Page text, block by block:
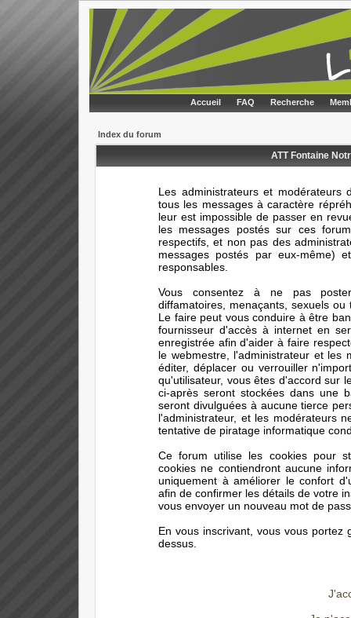
Accueil FAQ Recherche
Index du forum
ATT Fontaine
Les administrateurs et
tous les messages à caractère
leur est impossible de passer en
les messages postés sur ces
respectifs, et non pas des
messages postés par eux-même)
responsables.
Vous consentez à ne pas
diffamatoires, menaçants, sexuels
Le faire peut vous conduire à être
fournisseur d'accès à internet en
enregistrée afin d'aider à faire
le webmestre, l'administrateur et les
éditer, déplacer ou verrouiller
qu'utilisateur, vous êtes d'accord sur
ci-après seront stockées dans une
seront divulguées à aucune tierce
l'administrateur, et les modérateurs
tentative de piratage informatique
Ce forum utilise les cookies pour
cookies ne contiendront aucune
uniquement à améliorer le confort
afin de confirmer les détails de votre
vous envoyer un nouveau mot de
En vous inscrivant, vous vous
dessus.